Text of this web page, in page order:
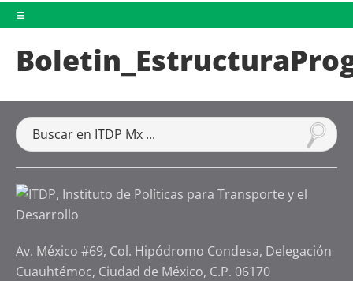
Av. México #69, Col. Hipódromo Condesa, Delegación
Cuauhtémoc, Ciudad de México, C.P. 06170